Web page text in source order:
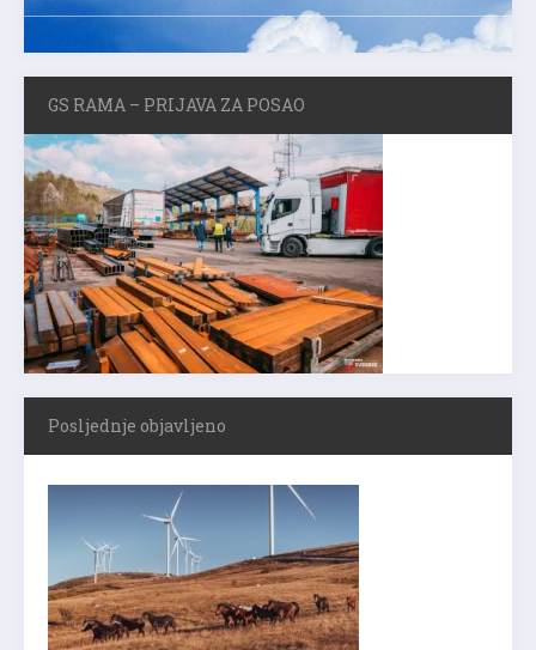
GS RAMA – PRIJAVA ZA POSAO
Posljednje objavljeno